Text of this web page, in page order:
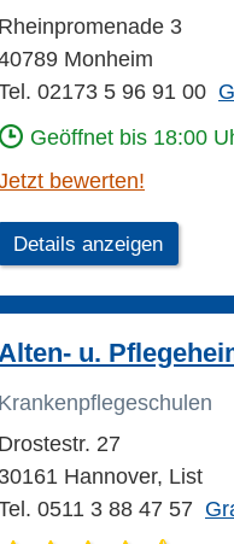
Rheinpromenade 3
Monheim
02173 5 96 91 00
Geöffnet bis 18:00
bewerten!
Details anzeigen
u.
Krankenpflegeschulen
Drostestr. 27
30161 Hannover, List
0511 3 88 47 57